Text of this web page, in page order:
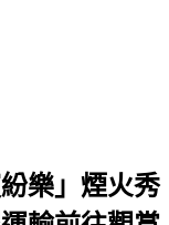
樂」煙火秀